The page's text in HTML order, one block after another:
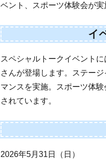
ベント、スポーツ体験会が実
イ
スペシャルトークイベント
さんが登場します。ステー
マンスを実施。スポーツ体
されています。
2026年5月31日（日）